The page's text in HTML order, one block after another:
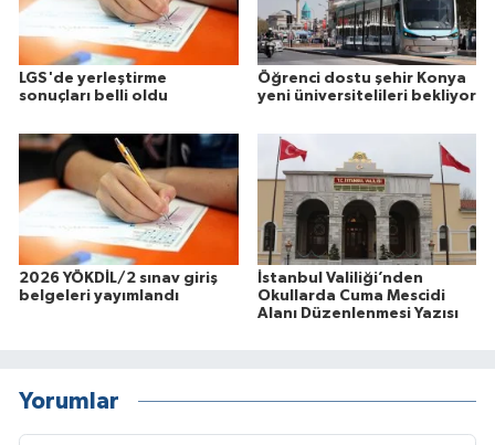
LGS'de yerleştirme
sonuçları belli oldu
Öğrenci dostu şehir Konya
yeni üniversitelileri bekliyor
2026 YÖKDİL/2 sınav giriş
belgeleri yayımlandı
İstanbul Valiliği’nden
Okullarda Cuma Mescidi
Alanı Düzenlenmesi Yazısı
Yorumlar